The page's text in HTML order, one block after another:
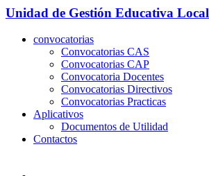
Unidad de Gestión Educativa Local
convocatorias
Convocatorias CAS
Convocatorias CAP
Convocatoria Docentes
Convocatorias Directivos
Convocatorias Practicas
Aplicativos
Documentos de Utilidad
Contactos